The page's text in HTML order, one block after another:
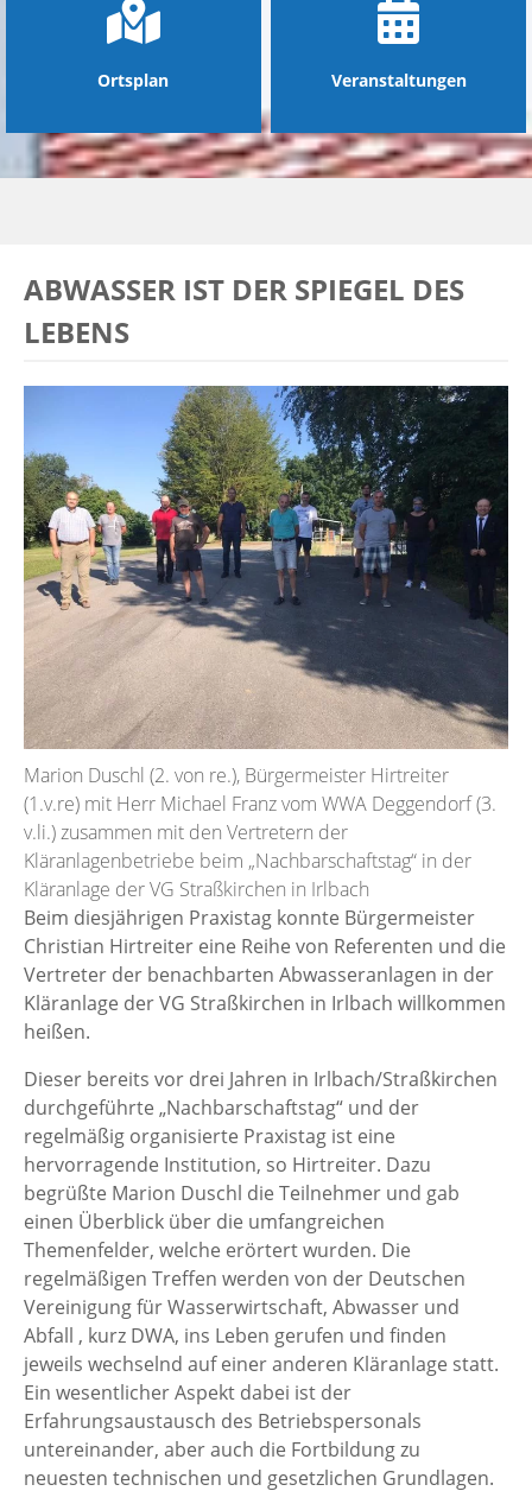
Ortsplan Veranstaltungen
ABWASSER IST DER SPIEGEL DES
LEBENS
Marion Duschl (2. von re.), Bürgermeister Hirtreiter
(1.v.re) mit Herr Michael Franz vom WWA Deggendorf (3.
v.li.) zusammen mit den Vertretern der
Kläranlagenbetriebe beim „Nachbarschaftstag“ in der
Kläranlage der VG Straßkirchen in Irlbach
Beim diesjährigen Praxistag konnte Bürgermeister
Christian Hirtreiter eine Reihe von Referenten und die
Vertreter der benachbarten Abwasseranlagen in der
Kläranlage der VG Straßkirchen in Irlbach willkommen
heißen.
Dieser bereits vor drei Jahren in Irlbach/Straßkirchen
durchgeführte „Nachbarschaftstag“ und der
regelmäßig organisierte Praxistag ist eine
hervorragende Institution, so Hirtreiter. Dazu
begrüßte Marion Duschl die Teilnehmer und gab
einen Überblick über die umfangreichen
Themenfelder, welche erörtert wurden. Die
regelmäßigen Treffen werden von der Deutschen
Vereinigung für Wasserwirtschaft, Abwasser und
Abfall , kurz DWA, ins Leben gerufen und finden
jeweils wechselnd auf einer anderen Kläranlage statt.
Ein wesentlicher Aspekt dabei ist der
Erfahrungsaustausch des Betriebspersonals
untereinander, aber auch die Fortbildung zu
neuesten technischen und gesetzlichen Grundlagen.